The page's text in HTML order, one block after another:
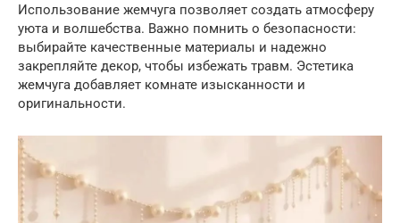
Использование жемчуга позволяет создать атмосферу
уюта и волшебства. Важно помнить о безопасности:
выбирайте качественные материалы и надежно
закрепляйте декор, чтобы избежать травм. Эстетика
жемчуга добавляет комнате изысканности и
оригинальности.